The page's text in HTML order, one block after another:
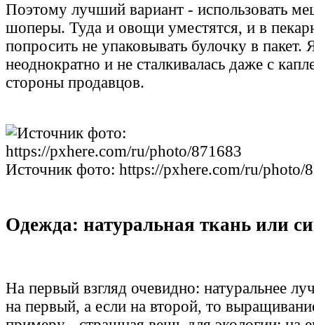
Поэтому лучший вариант - использовать
шоперы. Туда и овощи уместятся, и в
попросить не упаковывать булочку в пакет.
неоднократно и не сталкивалась даже с
стороны продавцов.
Источник фото: https://pxhere.com/ru/photo/
Одежда: натуральная ткань или
На первый взгляд очевидно: натуральнее
на первый, а если на второй, то